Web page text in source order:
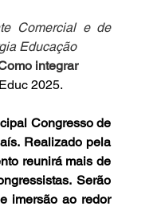
Comercial e de
Educação
integrar
2025.
Congresso de
Realizado pela
reunirá mais de
Serão
imersão ao redor